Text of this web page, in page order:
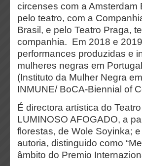
circenses com a
pelo teatro, com a
Brasil, e pelo Teatro Praga,
companhia. Em 2018 e
performances produzidas e
mulheres negras em
(Instituto da Mulher Negra
INMUNE/ BoCA-Biennial of
É directora artística do
LUMINOSO AFOGADO, a
florestas, de Wole Soyinka;
autoria, distinguido como
âmbito do Premio